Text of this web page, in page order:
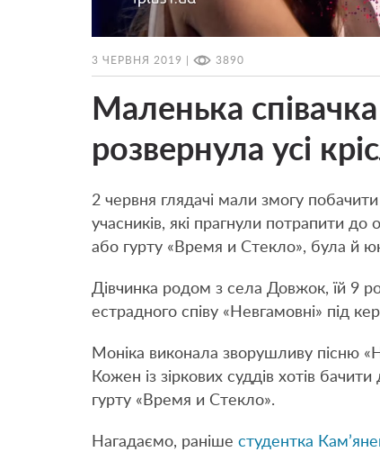
3 ЧЕРВНЯ 2019 | 3890
Маленька
розвернула усі
2 червня глядачі мали змогу
учасників, які прагнули потрапити
або гурту «Время и Стекло», була й
Дівчинка родом з села Довжок, їй 9
естрадного співу «Невгамовні» під
Моніка виконала зворушливу пісню
Кожен із зіркових суддів хотів
гурту «Время и Стекло».
Нагадаємо, раніше студентка